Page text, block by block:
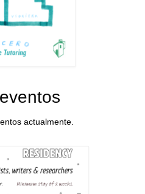
actualmente.